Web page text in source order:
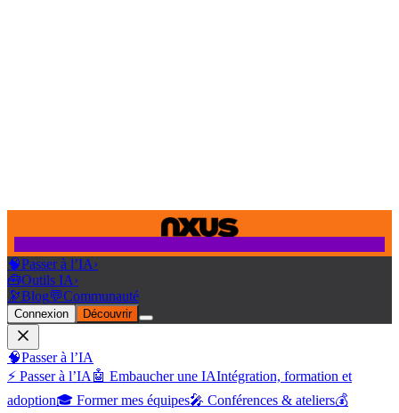
🧠Passer à l’IA›
🧰Outils IA›
🔭Blog💬Communauté
Connexion Découvrir
🧠Passer à l’IA
⚡ Passer à l’IA 🤖 Embaucher une IAIntégration, formation et
adoption🎓 Former mes équipes🎤 Conférences & ateliers💰